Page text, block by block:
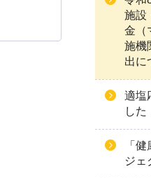
施設
金（
施機
出に
適塩
した
「
ジェ